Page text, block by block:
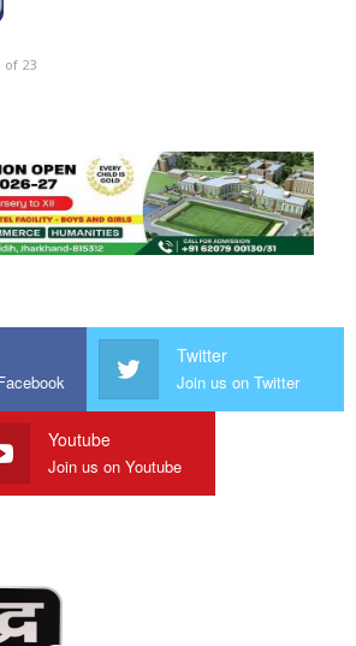
of 23
Twitter
Join us on Twitter
Youtube
Join us on Youtube